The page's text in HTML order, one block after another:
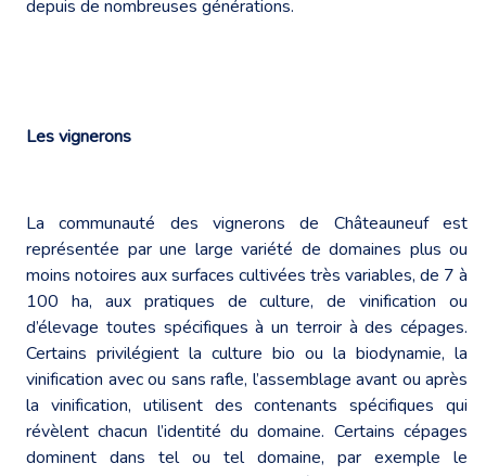
depuis de nombreuses générations.
Les vignerons
La communauté des vignerons de Châteauneuf est
représentée par une large variété de domaines plus ou
moins notoires aux surfaces cultivées très variables, de 7 à
100 ha, aux pratiques de culture, de vinification ou
d’élevage toutes spécifiques à un terroir à des cépages.
Certains privilégient la culture bio ou la biodynamie, la
vinification avec ou sans rafle, l’assemblage avant ou après
la vinification, utilisent des contenants spécifiques qui
révèlent chacun l’identité du domaine. Certains cépages
dominent dans tel ou tel domaine, par exemple le